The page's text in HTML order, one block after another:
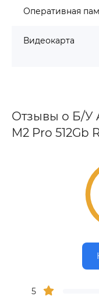
Оперативная
Видеокарта
Отзывы о Б/У
M2 Pro 512Gb
5